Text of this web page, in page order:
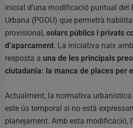
inicial d’una modificació puntual del
Urbana (PGOU) que permetrà
provisional, solars públics i privats
d’aparcament. La iniciativa naix
resposta a una de les principals
ciutadania: la manca de places per
Actualment, la normativa
este ús temporal si no està
planejament. Amb esta modificació,